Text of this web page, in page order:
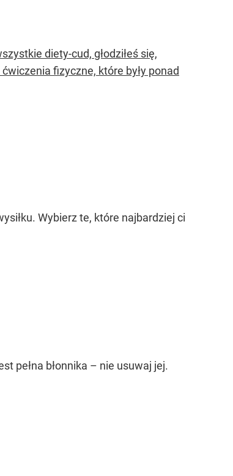
diety-cud, głodziłeś się,
fizyczne, które były ponad
Wybierz te, które najbardziej ci
pełna błonnika – nie usuwaj jej.